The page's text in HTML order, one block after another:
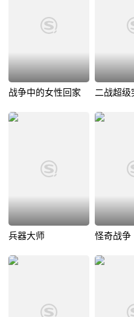
战争中的女性回家 二战超级
兵器大师 怪奇战争